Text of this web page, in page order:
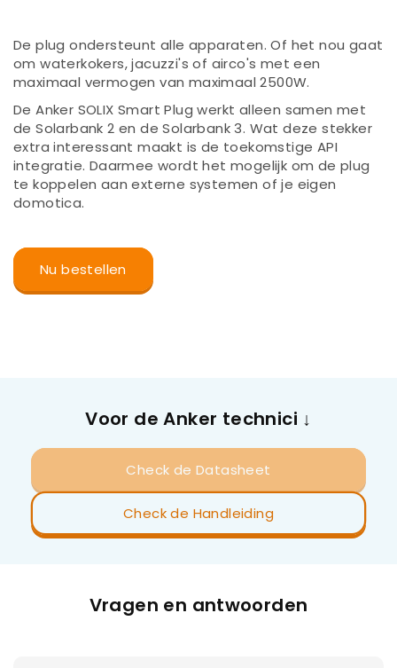
De plug ondersteunt alle apparaten. Of het nou gaat
om waterkokers, jacuzzi's of airco's met een
maximaal vermogen van maximaal 2500W.
De Anker SOLIX Smart Plug werkt alleen samen met
de Solarbank 2 en de Solarbank 3. Wat deze stekker
extra interessant maakt is de toekomstige API
integratie. Daarmee wordt het mogelijk om de plug
te koppelen aan externe systemen of je eigen
domotica.
Nu bestellen
Voor de Anker technici ↓
Check de Datasheet
Check de Handleiding
Vragen en antwoorden